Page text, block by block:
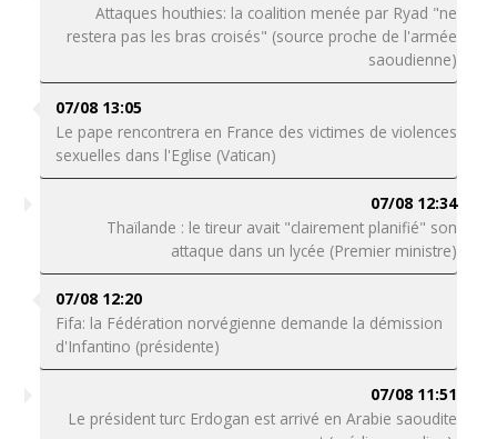
Attaques houthies: la coalition menée par Ryad "ne
restera pas les bras croisés" (source proche de l'armée
saoudienne)
07/08 13:05
Le pape rencontrera en France des victimes de violences
sexuelles dans l'Eglise (Vatican)
07/08 12:34
Thaïlande : le tireur avait "clairement planifié" son
attaque dans un lycée (Premier ministre)
07/08 12:20
Fifa: la Fédération norvégienne demande la démission
d'Infantino (présidente)
07/08 11:51
Le président turc Erdogan est arrivé en Arabie saoudite